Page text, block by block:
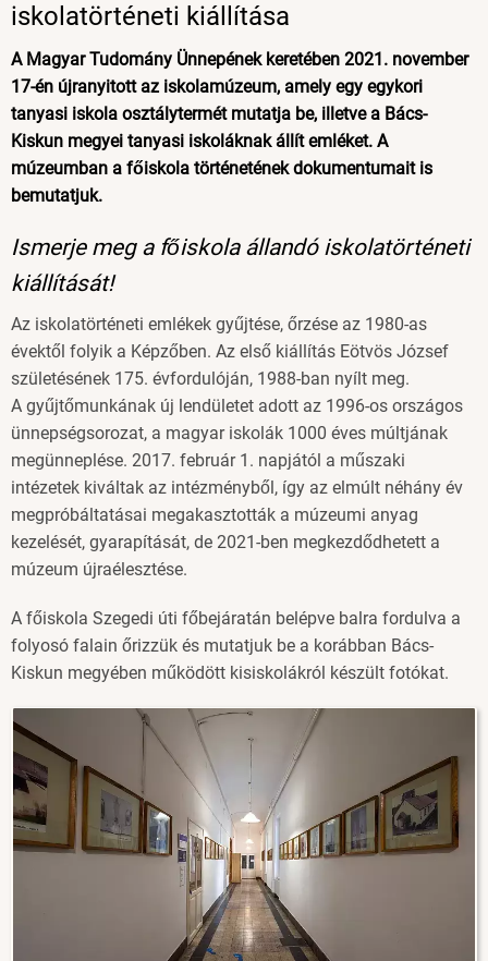
iskolatörténeti kiállítása
A Magyar Tudomány Ünnepének keretében 2021. november
17-én újranyitott az iskolamúzeum, amely egy egykori
tanyasi iskola osztálytermét mutatja be, illetve a Bács-
Kiskun megyei tanyasi iskoláknak állít emléket. A
múzeumban a főiskola történetének dokumentumait is
bemutatjuk.
Ismerje meg a főiskola állandó iskolatörténeti
kiállítását!
Az iskolatörténeti emlékek gyűjtése, őrzése az 1980-as
évektől folyik a Képzőben. Az első kiállítás Eötvös József
születésének 175. évfordulóján, 1988-ban nyílt meg.
A gyűjtőmunkának új lendületet adott az 1996-os országos
ünnepségsorozat, a magyar iskolák 1000 éves múltjának
megünneplése. 2017. február 1. napjától a műszaki
intézetek kiváltak az intézményből, így az elmúlt néhány év
megpróbáltatásai megakasztották a múzeumi anyag
kezelését, gyarapítását, de 2021-ben megkezdődhetett a
múzeum újraélesztése.
A főiskola Szegedi úti főbejáratán belépve balra fordulva a
folyosó falain őrizzük és mutatjuk be a korábban Bács-
Kiskun megyében működött kisiskolákról készült fotókat.
Image